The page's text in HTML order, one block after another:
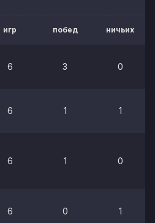
игр побед ничьих
6 3 0
6 1 1
6 1 0
6 0 1